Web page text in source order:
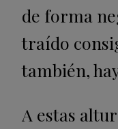
de forma
traído
también,
A estas